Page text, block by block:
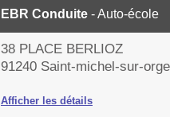
EBR Conduite - Auto-école
38 PLACE BERLIOZ
91240 Saint-michel-sur-orge
Afficher les détails